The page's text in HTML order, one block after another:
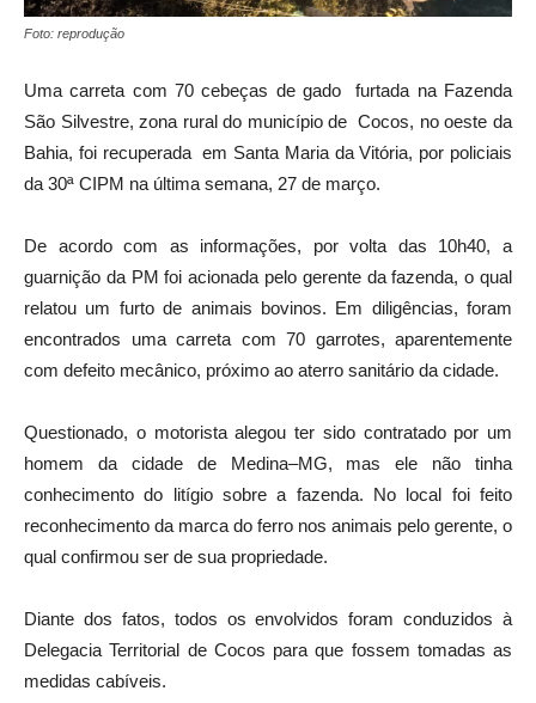
Foto: reprodução
Uma carreta com 70 cebeças de gado furtada na Fazenda
São Silvestre, zona rural do município de Cocos, no oeste da
Bahia, foi recuperada em Santa Maria da Vitória, por policiais
da 30ª CIPM na última semana, 27 de março.
De acordo com as informações, por volta das 10h40, a
guarnição da PM foi acionada pelo gerente da fazenda, o qual
relatou um furto de animais bovinos. Em diligências, foram
encontrados uma carreta com 70 garrotes, aparentemente
com defeito mecânico, próximo ao aterro sanitário da cidade.
Questionado, o motorista alegou ter sido contratado por um
homem da cidade de Medina–MG, mas ele não tinha
conhecimento do litígio sobre a fazenda. No local foi feito
reconhecimento da marca do ferro nos animais pelo gerente, o
qual confirmou ser de sua propriedade.
Diante dos fatos, todos os envolvidos foram conduzidos à
Delegacia Territorial de Cocos para que fossem tomadas as
medidas cabíveis.